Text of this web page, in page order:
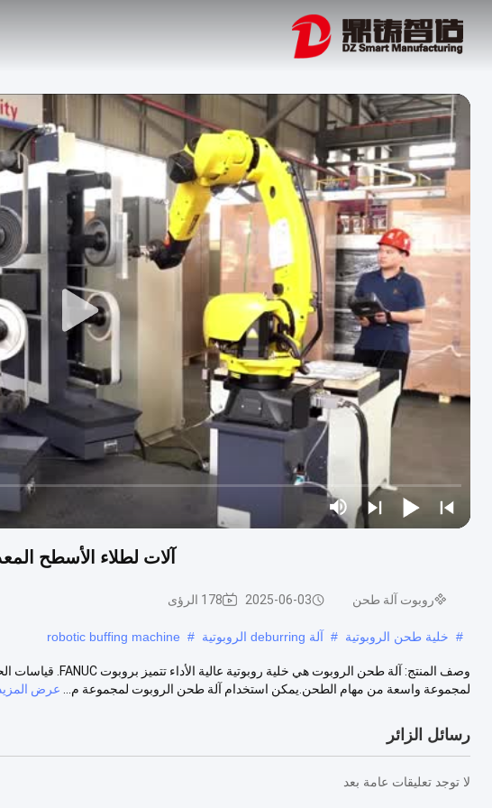
آلات لطلاء الأسطح
روبوت آلة طحن 2025-06-03 178 الرؤى
# خلية طحن الروبوتية # آلة deburring الروبوتية #
robotic buffing machine
لمجموعة واسعة من مهام الطحن.يمكن استخدام آلة طحن الروبوت لمجموعة م...
عرض
رسائل الزائر
لا توجد تعليقات عامة بعد